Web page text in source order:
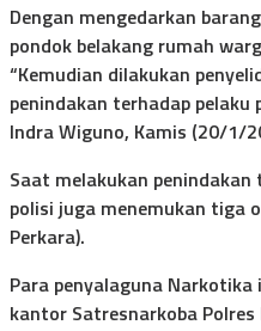
Dengan mengedarkan
pondok belakang rumah
“Kemudian dilakukan
penindakan terhadap pelaku
Indra Wiguno, Kamis (20/1/
Saat melakukan
polisi juga menemukan tiga
Perkara).
Para penyalaguna
kantor Satresnarkoba